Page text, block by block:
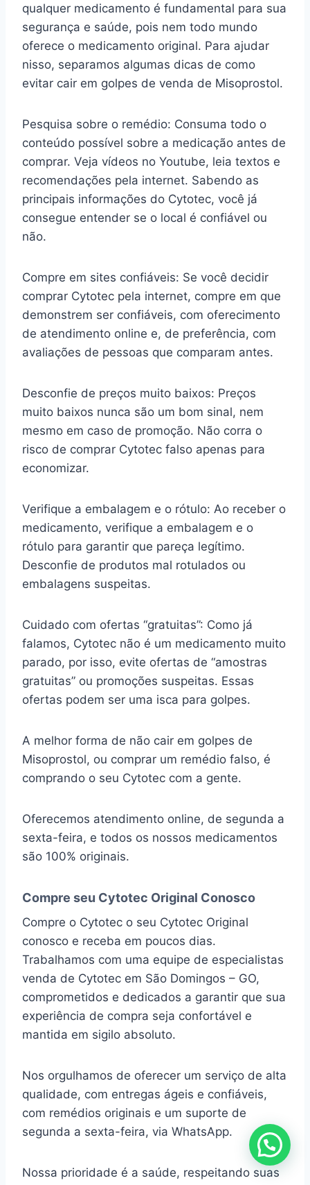
qualquer medicamento é fundamental para sua
segurança e saúde, pois nem todo mundo
oferece o medicamento original. Para ajudar
nisso, separamos algumas dicas de como
evitar cair em golpes de venda de Misoprostol.
Pesquisa sobre o remédio: Consuma todo o
conteúdo possível sobre a medicação antes de
comprar. Veja vídeos no Youtube, leia textos e
recomendações pela internet. Sabendo as
principais informações do Cytotec, você já
consegue entender se o local é confiável ou
não.
Compre em sites confiáveis: Se você decidir
comprar Cytotec pela internet, compre em que
demonstrem ser confiáveis, com oferecimento
de atendimento online e, de preferência, com
avaliações de pessoas que comparam antes.
Desconfie de preços muito baixos: Preços
muito baixos nunca são um bom sinal, nem
mesmo em caso de promoção. Não corra o
risco de comprar Cytotec falso apenas para
economizar.
Verifique a embalagem e o rótulo: Ao receber o
medicamento, verifique a embalagem e o
rótulo para garantir que pareça legítimo.
Desconfie de produtos mal rotulados ou
embalagens suspeitas.
Cuidado com ofertas “gratuitas”: Como já
falamos, Cytotec não é um medicamento muito
parado, por isso, evite ofertas de “amostras
gratuitas” ou promoções suspeitas. Essas
ofertas podem ser uma isca para golpes.
A melhor forma de não cair em golpes de
Misoprostol, ou comprar um remédio falso, é
comprando o seu Cytotec com a gente.
Oferecemos atendimento online, de segunda a
sexta-feira, e todos os nossos medicamentos
são 100% originais.
Compre seu Cytotec Original Conosco
Compre o Cytotec o seu Cytotec Original
conosco e receba em poucos dias.
Trabalhamos com uma equipe de especialistas
venda de Cytotec em São Domingos – GO,
comprometidos e dedicados a garantir que sua
experiência de compra seja confortável e
mantida em sigilo absoluto.
Nos orgulhamos de oferecer um serviço de alta
qualidade, com entregas ágeis e confiáveis,
com remédios originais e um suporte de
segunda a sexta-feira, via WhatsApp.
Nossa prioridade é a saúde, respeitando suas